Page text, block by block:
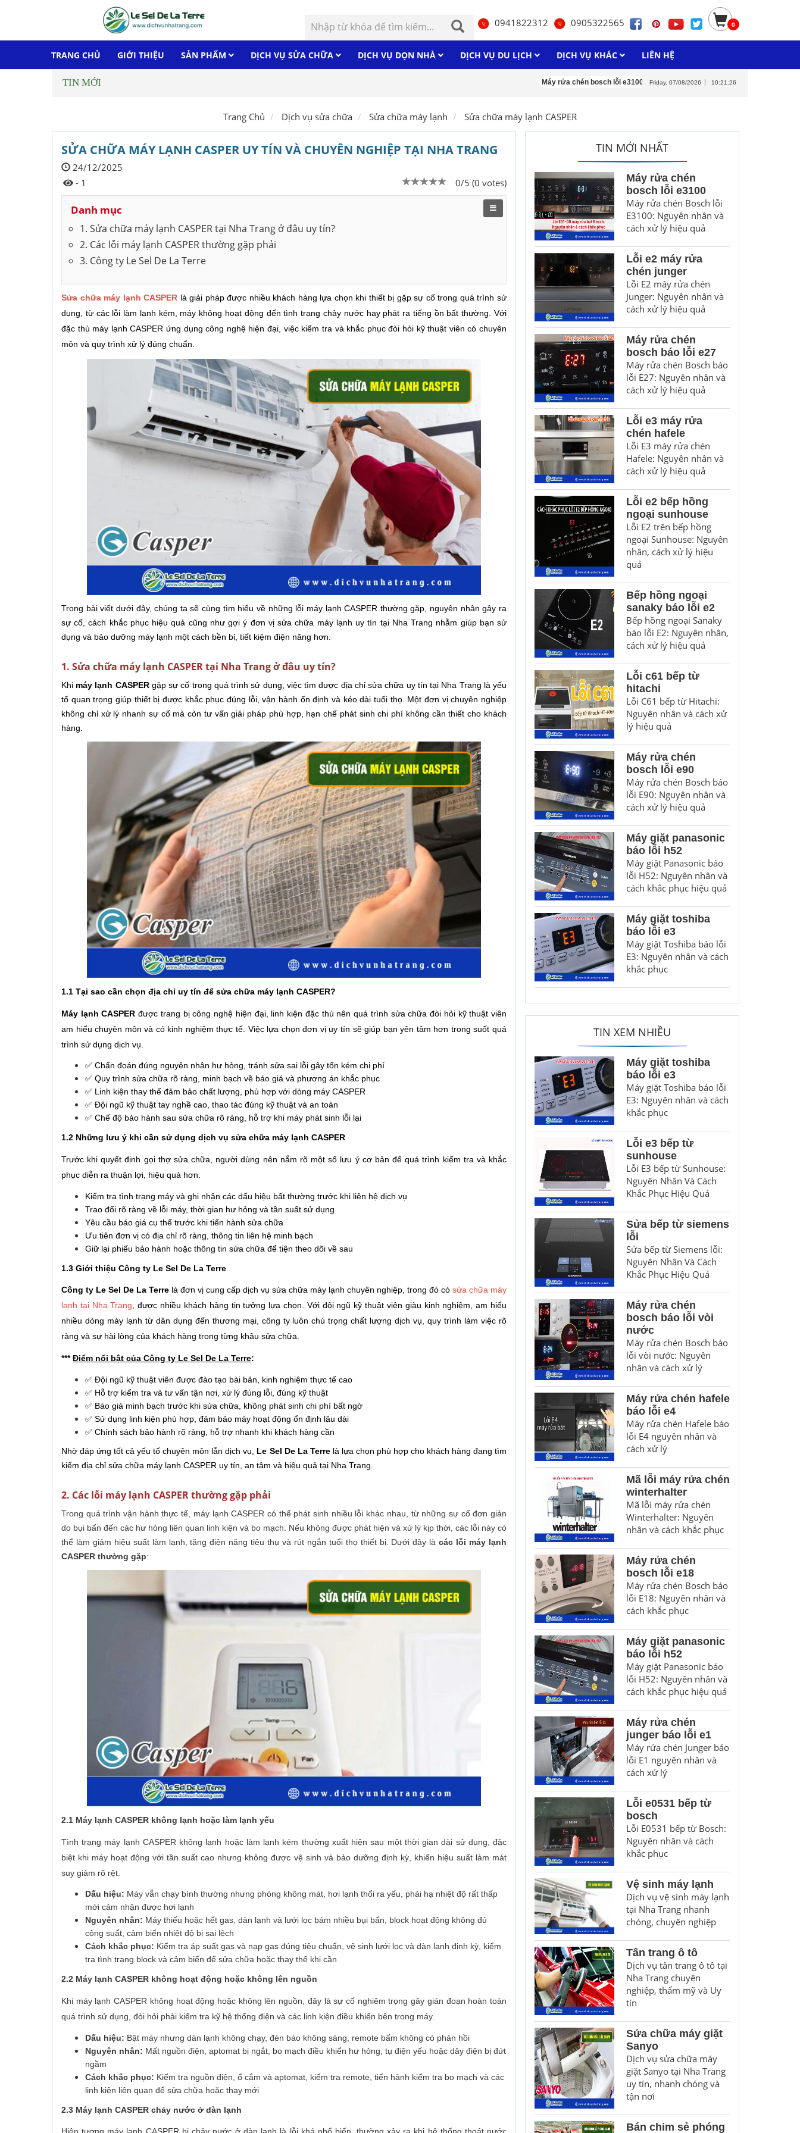
0941822312 0905322565 0
TRANG CHỦ GIỚI THIỆU SẢN PHẨM DỊCH VỤ SỬA CHỮA DỊCH VỤ DỌN NHÀ DỊCH VỤ DU LỊCH DỊCH VỤ KHÁC LIÊN HỆ
TIN MỚI Máy rửa chén bosch lỗi e3100 Lỗi e2 máy rửa chén junger Máy rửa chén
Friday, 07/08/2026 10:21:28
Trang Chủ Dịch vụ sửa chữa Sửa chữa máy lạnh Sửa chữa máy lạnh CASPER
SỬA CHỮA MÁY LẠNH CASPER UY TÍN VÀ CHUYÊN NGHIỆP TẠI NHA TRANG
24/12/2025
0/5 (0 votes)
- 1
Danh mục
1. Sửa chữa máy lạnh CASPER tại Nha Trang ở đâu uy tín?
2. Các lỗi máy lạnh CASPER thường gặp phải
3. Công ty Le Sel De La Terre
Sửa chữa máy lạnh CASPER là giải pháp được nhiều khách hàng lựa chọn khi thiết bị gặp sự cố trong quá trình sử
dụng, từ các lỗi làm lạnh kém, máy không hoạt động đến tình trạng chảy nước hay phát ra tiếng ồn bất thường. Với
đặc thù máy lạnh CASPER ứng dụng công nghệ hiện đại, việc kiểm tra và khắc phục đòi hỏi kỹ thuật viên có chuyên
môn và quy trình xử lý đúng chuẩn.
Trong bài viết dưới đây, chúng ta sẽ cùng tìm hiểu về những lỗi máy lạnh CASPER thường gặp, nguyên nhân gây ra
sự cố, cách khắc phục hiệu quả cũng như gợi ý đơn vị sửa chữa máy lạnh uy tín tại Nha Trang nhằm giúp bạn sử
dụng và bảo dưỡng máy lạnh một cách bền bỉ, tiết kiệm điện năng hơn.
1. Sửa chữa máy lạnh CASPER tại Nha Trang ở đâu uy tín?
Khi máy lạnh CASPERgặp sự cố trong quá trình sử dụng, việc tìm được địa chỉ sửa chữa uy tín tại Nha Trang là yếu
tố quan trọng giúp thiết bị được khắc phục đúng lỗi, vận hành ổn định và kéo dài tuổi thọ. Một đơn vị chuyên nghiệp
không chỉ xử lý nhanh sự cố mà còn tư vấn giải pháp phù hợp, hạn chế phát sinh chi phí không cần thiết cho khách
hàng.
1.1 Tại sao cần chọn địa chỉ uy tín để sửa chữa máy lạnh CASPER?
Máy lạnh CASPER được trang bị công nghệ hiện đại, linh kiện đặc thù nên quá trình sửa chữa đòi hỏi kỹ thuật viên
am hiểu chuyên môn và có kinh nghiệm thực tế. Việc lựa chọn đơn vị uy tín sẽ giúp bạn yên tâm hơn trong suốt quá
trình sử dụng dịch vụ.
✅ Chẩn đoán đúng nguyên nhân hư hỏng, tránh sửa sai lỗi gây tốn kém chi phí
✅ Quy trình sửa chữa rõ ràng, minh bạch về báo giá và phương án khắc phục
✅ Linh kiện thay thế đảm bảo chất lượng, phù hợp với dòng máy CASPER
✅ Đội ngũ kỹ thuật tay nghề cao, thao tác đúng kỹ thuật và an toàn
✅ Chế độ bảo hành sau sửa chữa rõ ràng, hỗ trợ khi máy phát sinh lỗi lại
1.2 Những lưu ý khi cần sử dụng dịch vụ sửa chữa máy lạnh CASPER
Trước khi quyết định gọi thợ sửa chữa, người dùng nên nắm rõ một số lưu ý cơ bản để quá trình kiểm tra và khắc
phục diễn ra thuận lợi, hiệu quả hơn.
Kiểm tra tình trạng máy và ghi nhận các dấu hiệu bất thường trước khi liên hệ dịch vụ
Trao đổi rõ ràng về lỗi máy, thời gian hư hỏng và tần suất sử dụng
Yêu cầu báo giá cụ thể trước khi tiến hành sửa chữa
Ưu tiên đơn vị có địa chỉ rõ ràng, thông tin liên hệ minh bạch
Giữ lại phiếu bảo hành hoặc thông tin sửa chữa để tiện theo dõi về sau
1.3 Giới thiệu Công ty Le Sel De La Terre
Công ty Le Sel De La Terre là đơn vị cung cấp dịch vụ sửa chữa máy lạnh chuyên nghiệp, trong đó có sửa chữa máy
lạnh tại Nha Trang, được nhiều khách hàng tin tưởng lựa chọn. Với đội ngũ kỹ thuật viên giàu kinh nghiệm, am hiểu
nhiều dòng máy lạnh từ dân dụng đến thương mại, công ty luôn chú trọng chất lượng dịch vụ, quy trình làm việc rõ
ràng và sự hài lòng của khách hàng trong từng khâu sửa chữa.
***Điểm nổi bật của Công ty Le Sel De La Terre:
✅ Đội ngũ kỹ thuật viên được đào tạo bài bản, kinh nghiệm thực tế cao
✅ Hỗ trợ kiểm tra và tư vấn tận nơi, xử lý đúng lỗi, đúng kỹ thuật
✅ Báo giá minh bạch trước khi sửa chữa, không phát sinh chi phí bất ngờ
✅ Sử dụng linh kiện phù hợp, đảm bảo máy hoạt động ổn định lâu dài
✅ Chính sách bảo hành rõ ràng, hỗ trợ nhanh khi khách hàng cần
Nhờ đáp ứng tốt cả yếu tố chuyên môn lẫn dịch vụ, Le Sel De La Terrelà lựa chọn phù hợp cho khách hàng đang tìm
kiếm địa chỉ sửa chữa máy lạnh CASPER uy tín, an tâm và hiệu quả tại Nha Trang.
2. Các lỗi máy lạnh CASPER thường gặp phải
Trong quá trình vận hành thực tế, máy lạnh CASPER có thể phát sinh nhiều lỗi khác nhau, từ những sự cố đơn giản
do bụi bẩn đến các hư hỏng liên quan linh kiện và bo mạch. Nếu không được phát hiện và xử lý kịp thời, các lỗi này có
thể làm giảm hiệu suất làm lạnh, tăng điện năng tiêu thụ và rút ngắn tuổi thọ thiết bị. Dưới đây làcác lỗi máy lạnh
CASPER thường gặp:
2.1 Máy lạnh CASPER không lạnh hoặc làm lạnh yếu
Tình trạng máy lạnh CASPER không lạnh hoặc làm lạnh kém thường xuất hiện sau một thời gian dài sử dụng, đặc
biệt khi máy hoạt động với tần suất cao nhưng không được vệ sinh và bảo dưỡng định kỳ, khiến hiệu suất làm mát
suy giảm rõ rệt.
Dấu hiệu: Máy vẫn chạy bình thường nhưng phòng không mát, hơi lạnh thổi ra yếu, phải hạ nhiệt độ rất thấp
mới cảm nhận được hơi lạnh
Nguyên nhân: Máy thiếu hoặc hết gas, dàn lạnh và lưới lọc bám nhiều bụi bẩn, block hoạt động không đủ
công suất, cảm biến nhiệt độ bị sai lệch
Cách khắc phục: Kiểm tra áp suất gas và nạp gas đúng tiêu chuẩn, vệ sinh lưới lọc và dàn lạnh định kỳ, kiểm
tra tình trạng block và cảm biến để sửa chữa hoặc thay thế khi cần
2.2 Máy lạnh CASPER không hoạt động hoặc không lên nguồn
Khi máy lạnh CASPER không hoạt động hoặc không lên nguồn, đây là sự cố nghiêm trọng gây gián đoạn hoàn toàn
quá trình sử dụng, đòi hỏi phải kiểm tra kỹ hệ thống điện và các linh kiện điều khiển bên trong máy.
Dấu hiệu: Bật máy nhưng dàn lạnh không chạy, đèn báo không sáng, remote bấm không có phản hồi
Nguyên nhân: Mất nguồn điện, aptomat bị ngắt, bo mạch điều khiển hư hỏng, tụ điện yếu hoặc dây điện bị đứt
ngầm
Cách khắc phục: Kiểm tra nguồn điện, ổ cắm và aptomat, kiểm tra remote, tiến hành kiểm tra bo mạch và các
linh kiện liên quan để sửa chữa hoặc thay mới
2.3 Máy lạnh CASPER chảy nước ở dàn lạnh
TIN MỚI NHẤT
Máy rửa chén
bosch lỗi e3100
Máy rửa chén Bosch lỗi
E3100: Nguyên nhân và
cách xử lý hiệu quả
Lỗi e2 máy rửa
chén junger
Lỗi E2 máy rửa chén
Junger: Nguyên nhân và
cách xử lý hiệu quả
Máy rửa chén
bosch báo lỗi e27
Máy rửa chén Bosch báo
lỗi E27: Nguyên nhân và
cách xử lý hiệu quả
Lỗi e3 máy rửa
chén hafele
Lỗi E3 máy rửa chén
Hafele: Nguyên nhân và
cách xử lý hiệu quả
Lỗi e2 bếp hồng
ngoại sunhouse
Lỗi E2 trên bếp hồng
ngoại Sunhouse: Nguyên
nhân, cách xử lý hiệu
quả
Bếp hồng ngoại
sanaky báo lỗi e2
Bếp hồng ngoại Sanaky
báo lỗi E2: Nguyên nhân,
cách xử lý hiệu quả
Lỗi c61 bếp từ
hitachi
Lỗi C61 bếp từ Hitachi:
Nguyên nhân và cách xử
lý hiệu quả
Máy rửa chén
bosch lỗi e90
Máy rửa chén Bosch báo
lỗi E90: Nguyên nhân và
cách xử lý hiệu quả
Máy giặt panasonic
báo lỗi h52
Máy giặt Panasonic báo
lỗi H52: Nguyên nhân và
cách khắc phục hiệu quả
Máy giặt toshiba
báo lỗi e3
Máy giặt Toshiba báo lỗi
E3: Nguyên nhân và cách
khắc phục
TIN XEM NHIỀU
Máy giặt toshiba
báo lỗi e3
Máy giặt Toshiba báo lỗi
E3: Nguyên nhân và cách
khắc phục
Lỗi e3 bếp từ
sunhouse
Lỗi E3 bếp từ Sunhouse:
Nguyên Nhân Và Cách
Khắc Phục Hiệu Quả
Sửa bếp từ siemens
lỗi
Sửa bếp từ Siemens lỗi:
Nguyên Nhân Và Cách
Khắc Phục Hiệu Quả
Máy rửa chén
bosch báo lỗi vòi
nước
Máy rửa chén Bosch báo
lỗi vòi nước: Nguyên
nhân và cách xử lý
Máy rửa chén hafele
báo lỗi e4
Máy rửa chén Hafele báo
lỗi E4 nguyên nhân và
cách xử lý
Mã lỗi máy rửa chén
winterhalter
Mã lỗi máy rửa chén
Winterhalter: Nguyên
nhân và cách khắc phục
Máy rửa chén
bosch lỗi e18
Máy rửa chén Bosch báo
lỗi E18: Nguyên nhân và
cách khắc phục
Máy giặt panasonic
báo lỗi h52
Máy giặt Panasonic báo
lỗi H52: Nguyên nhân và
cách khắc phục hiệu quả
Máy rửa chén
junger báo lỗi e1
Máy rửa chén Junger báo
lỗi E1 nguyên nhân và
cách xử lý
Lỗi e0531 bếp từ
bosch
Lỗi E0531 bếp từ Bosch:
Nguyên nhân và cách
khắc phục
Vệ sinh máy lạnh
Dịch vụ vệ sinh máy lạnh
tại Nha Trang nhanh
chóng, chuyên nghiệp
Tân trang ô tô
Dịch vụ tân trang ô tô tại
Nha Trang chuyên
nghiệp, thẩm mỹ và Uy
tín
Sửa chữa máy giặt
Sanyo
Dịch vụ sửa chữa máy
giặt Sanyo tại Nha Trang
uy tín, nhanh chóng và
tận nơi
Bán chim sẻ phóng